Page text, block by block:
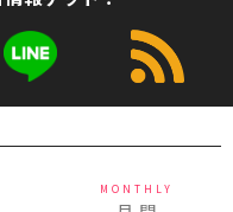
MONTHLY